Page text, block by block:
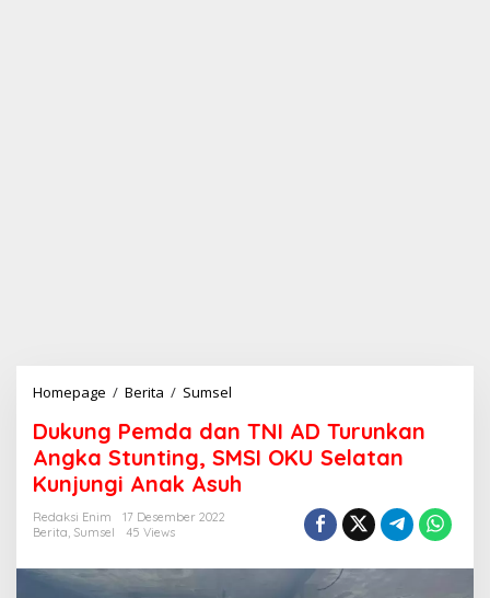
Homepage / Berita / Sumsel
k
u
n
g
d
Dukung Pemda dan TNI AD Turunkan
Angka Stunting, SMSI OKU Selatan
Kunjungi Anak Asuh
Redaksi Enim
17 Desember 2022
Berita, Sumsel 45 Views